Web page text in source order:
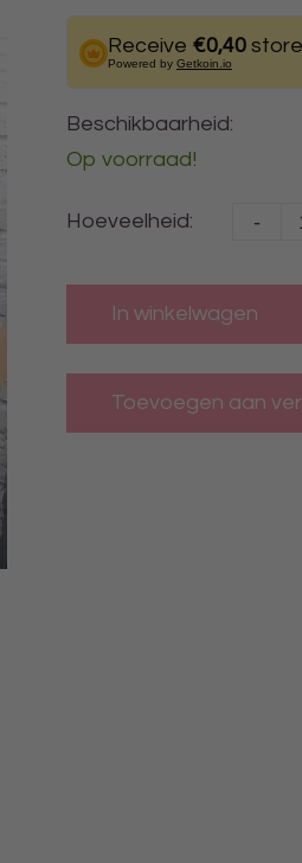
Receive €0,40
Powered by Getkoin.io
Beschikbaarheid:
Op voorraad!
Hoeveelheid: -
In winkelwagen